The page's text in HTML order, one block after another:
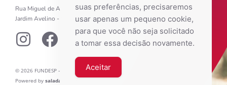
Rua Miguel de Araújo Barreto, 246
Jardim Avelino - São Paulo - SP
© 2026 FUNDESP – Fundação Esperança
Powered by saladapix
suas preferências, precisaremos
usar apenas um pequeno cookie,
para que você não seja solicitado
a tomar essa decisão novamente.
Aceitar